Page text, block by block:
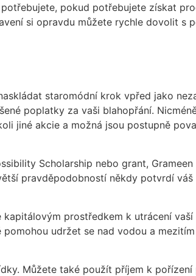
pokud potřebujete získat
si opravdu můžete rychle dovolit s
staromódní krok vpřed jako
poplatky za vaši blahopřání.
jiné akcie a možná jsou postupně
Scholarship nebo grant, Grameen
pravděpodobností někdy potvrdí váš
prostředkem k utrácení vaší
udržet se nad vodou a
Můžete také použít příjem k pořízení